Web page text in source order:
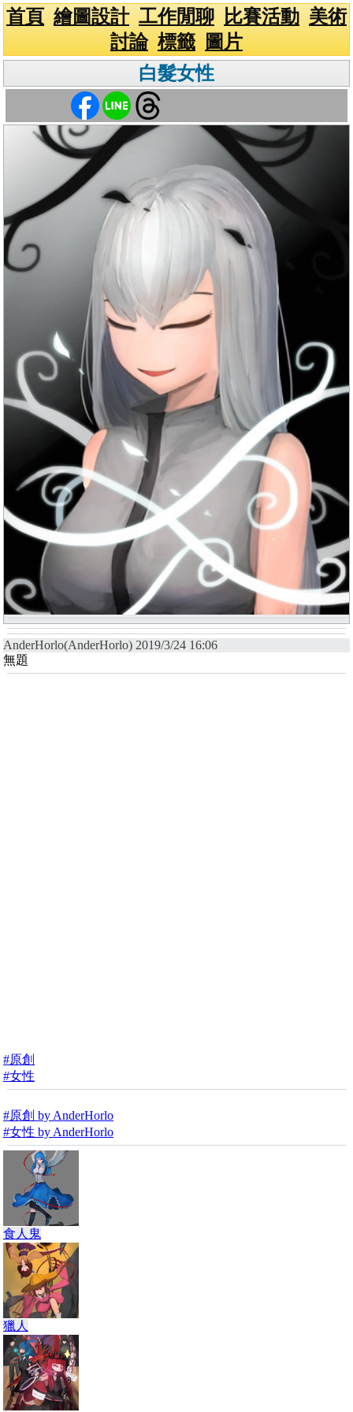
首頁 繪圖設計 工作閒聊 比賽活動 美術
討論 標籤
圖片
白髮女性
AnderHorlo(AnderHorlo) 2019/3/24 16:06
無題
#原創
#女性
#原創 by AnderHorlo
#女性 by AnderHorlo
食人鬼
獵人